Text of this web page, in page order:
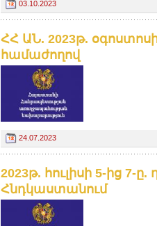
03.10.2023
ՀՀ ԱՆ. 2023թ.
համաժողով
24.07.2023
2023թ. հուլիսի 5-ից
Հնդկաստանում